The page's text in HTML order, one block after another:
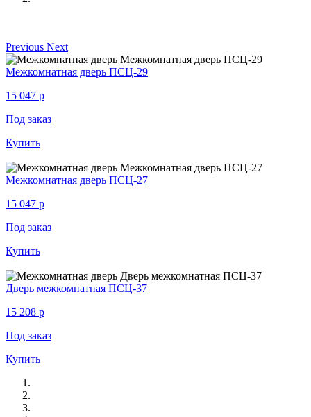
Previous Next
Межкомнатная дверь ПСЦ-29
15 047 p
Под заказ
Купить
Межкомнатная дверь ПСЦ-27
15 047 p
Под заказ
Купить
Дверь межкомнатная ПСЦ-37
15 208 p
Под заказ
Купить